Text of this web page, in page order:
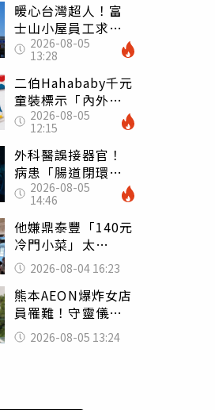
暖心台灣超人！富
士山小屋員工求助
「想活下去」 山
友狂背物資上山：
台灣真的是寶島
2026-08-05
13:28
二伯Hahababy千元
童裝標示「內外層
皆純棉」 SGS檢
測證明：內裡100%
聚酯纖維
2026-08-05
12:15
外科醫誤接器官！
病患「腸道閉環」
無法排便險死 同
行看傻：糟糕至極
2026-08-05
14:46
他嫌鼎泰豐「140元
冷門小菜」太
貴！ 老饕卻狂推
神調味：自己做不
出來
2026-08-04 16:23
熊本AEON爆炸女店
員罹難！守靈儀式
擺純白婚紗 「妻
已不在身邊」他淚
2026-08-05 13:24